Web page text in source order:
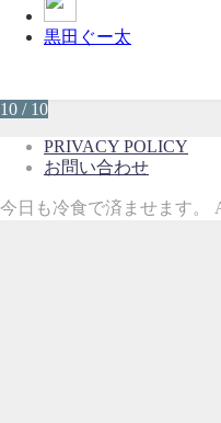
黒田ぐー太
10 / 10
PRIVACY POLICY
お問い合わせ
今日も冷食で済ませます。